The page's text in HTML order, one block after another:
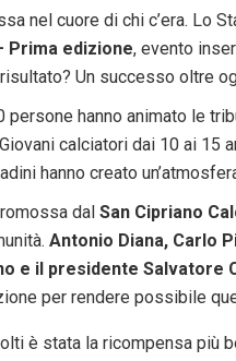
nel cuore di chi c’era. Lo
Prima edizione, evento
Un successo oltre
persone hanno animato le
calciatori dai 10 ai 15
hanno creato
dal San Cipriano
Antonio Diana, Carlo
e il presidente
per rendere possibile
è stata la ricompensa più